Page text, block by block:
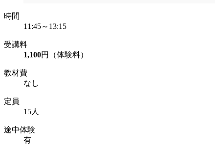
時間
11:45～13:15
受講料
1,100円（体験料）
教材費
なし
定員
15人
途中体験
有